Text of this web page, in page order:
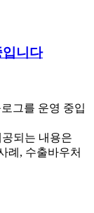
니다
그를 운영 중입
공되는 내용은
례, 수출바우처